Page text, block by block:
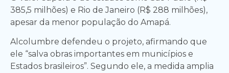
385,5 milhões) e Rio de Janeiro (R$ 288 milhões),
apesar da menor população do Amapá.
Alcolumbre defendeu o projeto, afirmando que
ele “salva obras importantes em municípios e
Estados brasileiros”. Segundo ele, a medida amplia